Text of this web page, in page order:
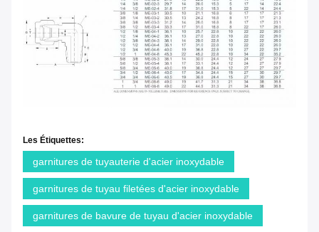
Les Étiquettes:
garnitures de tuyauterie d'acier inoxydable
garnitures de tuyau filetées d'acier inoxydable
garnitures de bavure de tuyau d'acier inoxydable